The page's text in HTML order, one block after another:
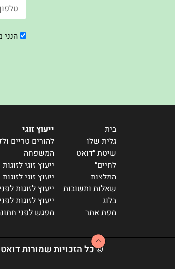
בית
גלית שלו
שיטת ״דואט
לחיים״
המלצות
שאלות ותשובות
בלוג
מפת אתר
ייעוץ זוגי
להורים טריים
המשפחה
ייעוץ זוגי
ייעוץ זוגי
ייעוץ לזוגות
ייעוץ לזוגות
מפגש לפני
© כל הזכויות שמורות